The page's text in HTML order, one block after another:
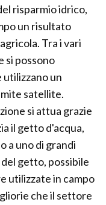
risparmio idrico,
un risultato
Tra i vari
si possono
utilizzano un
satellite.
si attua grazie
il getto d'acqua,
a uno di grandi
getto, possibile
utilizzate in campo
che il settore